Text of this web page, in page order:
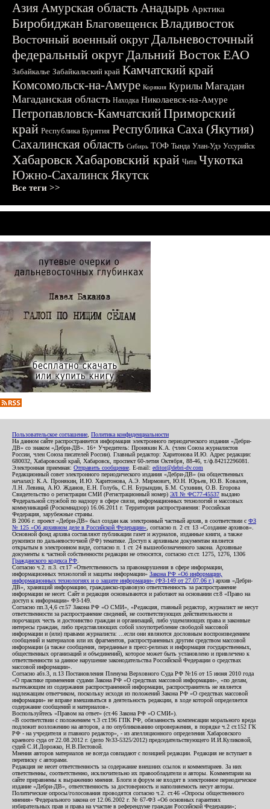
АзияАмурская область Анадырь Арктика
БиробиджанБлаговещенскВладивосток
Восточный военный округДальневосточный
федеральный округДальний ВостокЕАО
Забайкалье Забайкальский край Камчатский край
Комсомольск-на-Амуре Корякия Курилы Магадан
Магаданская область Находка Николаевск-на-Амуре
Петропавловск-КамчатскийПриморский
край Республика Бурятия Республика Саха (Якутия)
Сахалинская область Сибирь ТОФ Тында Улан-Удэ Уссурийск
ХабаровскХабаровский край Чита Чукотка
Южно-СахалинскЯкутск
Все теги >>
Пользовательское соглашение Политика конфиденциальности
На данном сайте распространяется информация электронного периодического издания «Дебри-
ДВ» со знаком «Дебри-ДВ». 16+ Учредитель: Пронякин К.А. (член Союза журналистов
России, член Союза писателей России). Главный редактор: Харитонова И.Ю. Адрес редакции:
680032, Хабаровский край, Хабаровск, проспект 60-летия Октября, 88-46, т./ф.84212296081.
Электронная приемная: Отправить сообщение . E-mail: editor@debri-dv.com
Редакционный совет электронного периодического издания «Дебри-ДВ» (на общественных
началах): К.А. Пронякин, И.Ю. Харитонова, А.Э. Мирмович, Ю.Н. Юрьев, Ю.В. Ковалев,
Л.Н. Левина, А.Ю. Жданов, Е.Н. Голубь, С.Н. Бурындин, Б.М. Сухинин, О.В. Егорова
Свидетельство о регистрации СМИ (Регистрационный номер) ЭЛ № ФС77-45537 выдано
Федеральной службой по надзору в сфере связи, информационных технологий и массовых
коммуникаций (Роскомнадзор) 16.06.2011 г. Территория распространения: Российская
Федерация, зарубежные страны.
В 2006 г. проект «Дебри-ДВ» был создан как электронный частный архив, в соответствии с ФЗ
№ 125 «Об архивном деле в Российской Федерации» , согласно п. 2 ст. 13 «Создание архивов».
Основной фонд архива составляют публикации газет и журналов, изданные книги, а также
рукописи по дальневосточной (РФ) тематике. Доступ к архивным документам является
открытым в электронном виде, согласно п. 1 ст. 24 вышеобозначенного закона. Архивные
документы к частной собственности редакции не относятся, согласно ст.ст. 1275, 1276, 1306
Гражданского кодекса РФ
Согласно ч.2. п.3. ст.17 «Ответственность за правонарушения в сфере информации,
информационных технологий и защиты информации» Закона РФ «Об информации,
информационных технологиях и о защите информации» (ФЗ-149 от 27.07.06 г.) архив «Дебри-
ДВ», хранящий информацию, гражданско-правовую ответственность за распространение
информации не несет. Сайт и редакция основываются и работают на основании ст.8 «Право на
доступ к информации» ФЗ-149.
Согласно пп.3,4,6 ст.57 Закона РФ «О СМИ», «Редакция, главный редактор, журналист не несут
ответственности за распространение сведений, не соответствующих действительности и
порочащих честь и достоинство граждан и организаций, либо ущемляющих права и законные
интересы граждан, либо представляющих собой злоупотребление свободой массовой
информации и (или) правами журналиста: ...если они являются дословным воспроизведением
сообщений и материалов или их фрагментов, распространенных другим средством массовой
информации (а также сообщения, переданные в пресс-релизах и информация государственных,
общественных организаций и объединений), которое может быть установлено и привлечено к
ответственности за данное нарушение законодательства Российской Федерации о средствах
массовой информации».
Согласно абз.3, п.13 Постановления Пленума Верховного Суда РФ №16 от 15 июня 2010 года
«О практике применения судами Закона РФ «О средствах массовой информации», «по делам,
вытекающим из содержания распространенной информации, распространитель не является
надлежащим ответчиком, поскольку исходя из положений Закона РФ «О средствах массовой
информации» не вправе вмешиваться в деятельность редакции, в ходе которой определяется
содержание сообщений и материалов».
Воспользуйтесь «Правом на ответ» (ст.46 Закона РФ «О СМИ»).
«В соответствии с положением ч.3 ст.196 ГПК РФ, обязанность компенсации морального вреда
подлежит возложению на авторов, а по опубликованию опровержения, в порядке ч.2 ст.152 ГК
РФ - на учредителя и главного редактор», - из апелляционного определения Хабаровского
краевого суда от 22.08.2012 г. (дело №33-5325/2012) председательствующего И.И.Куликовой,
судей С.И.Дорожко, Н.В.Пестовой.
Мнения авторов материалов не всегда совпадают с позицией редакции. Редакция не вступает в
переписку с авторами.
Редакция не несет ответственность за содержание внешних ссылок и комментариев. За них
ответственны, соответственно, исключительно их правообладатели и авторы. Комментарии на
сайте приравнены к выражению мнения. Блоги и форум не входят в электронное периодическое
издание «Дебри-ДВ», ответственность за достоверность и наполняемость несут авторы.
Политические опросы/голосования проводятся согласно ч.2. ст.46 «Опросы общественного
мнения» Федерального закона от 12.06.2002 г. № 67-ФЗ «Об основных гарантиях
избирательных прав и права на участие в референдуме граждан Российской Федерации»;